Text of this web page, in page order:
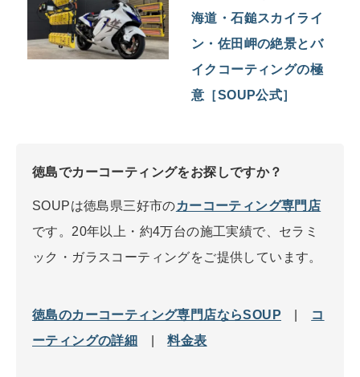
海道・石鎚スカイライ
ン・佐田岬の絶景とバ
イクコーティングの極
意［SOUP公式］
徳島でカーコーティングをお探しですか？
SOUPは徳島県三好市のカーコーティング専門店
です。20年以上・約4万台の施工実績で、セラミ
ック・ガラスコーティングをご提供しています。
徳島のカーコーティング専門店ならSOUP
コ
ーティングの詳細
|料金表